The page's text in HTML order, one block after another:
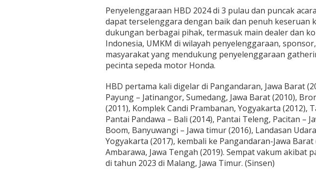
Penyelenggaraan HBD 2024 di 3 pulau dan puncak
dapat terselenggara dengan baik dan penuh keseruan
dukungan berbagai pihak, termasuk main dealer dan
Indonesia, UMKM di wilayah penyelenggaraan,
masyarakat yang mendukung penyelenggaraan
pecinta sepeda motor Honda.
HBD pertama kali digelar di Pangandaran, Jawa Barat
Payung – Jatinangor, Sumedang, Jawa Barat (2010),
(2011), Komplek Candi Prambanan, Yogyakarta (2012),
Pantai Pandawa – Bali (2014), Pantai Teleng, Pacitan –
Boom, Banyuwangi – Jawa timur (2016), Landasan
Yogyakarta (2017), kembali ke Pangandaran-Jawa
Ambarawa, Jawa Tengah (2019). Sempat vakum akibat
di tahun 2023 di Malang, Jawa Timur. (Sinsen)